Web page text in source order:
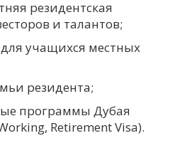
резидентская
и талантов;
учащихся местных
резидента;
программы Дубая
Retirement Visa).